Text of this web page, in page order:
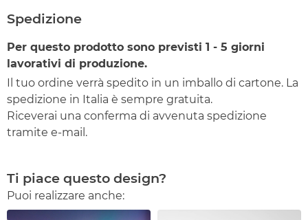
Spedizione
Per questo prodotto sono previsti 1 - 5 giorni
lavorativi di produzione.
Il tuo ordine verrà spedito in un imballo di cartone. La
spedizione in Italia è sempre gratuita.
Riceverai una conferma di avvenuta spedizione
tramite e-mail.
Ti piace questo design?
Puoi realizzare anche: